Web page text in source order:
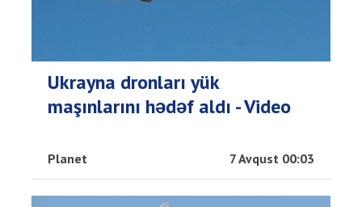
Ukrayna dronları yük
maşınlarını hədəf aldı - Video
Planet 7 Avqust 00:03